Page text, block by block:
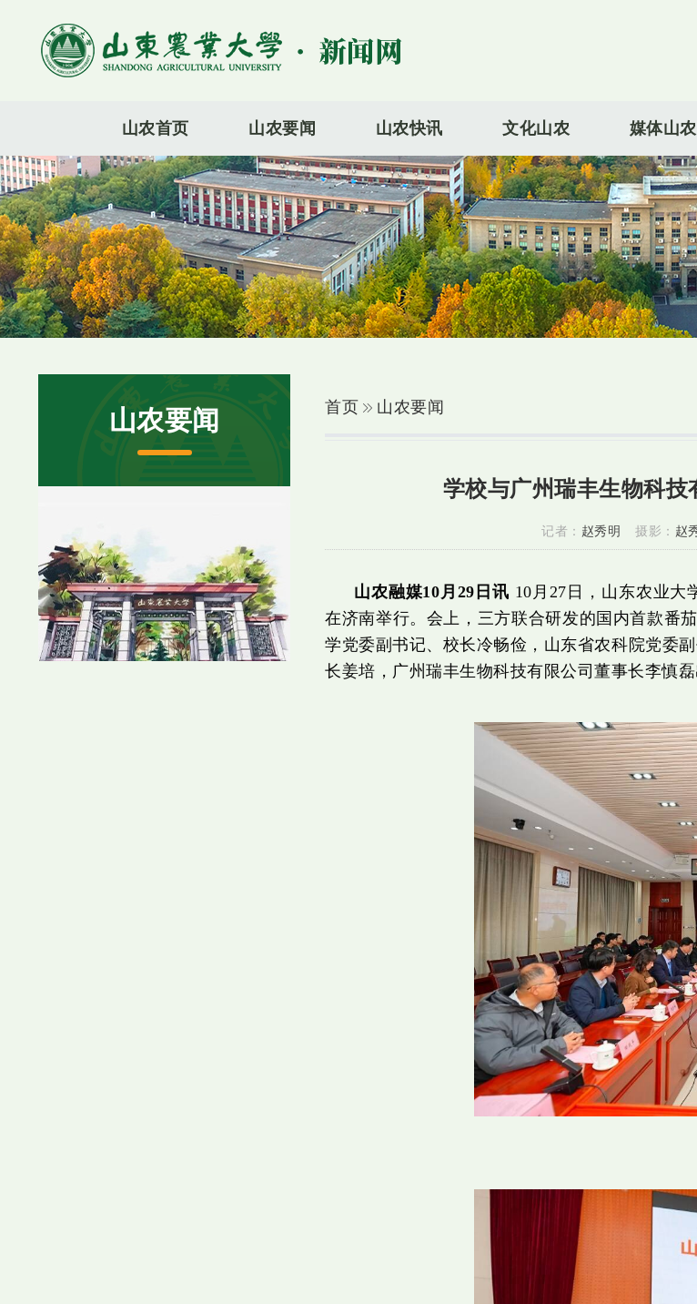
山农首页 山农要闻 山农快讯 文化山农 媒体山农
山农要闻 首页 山农要闻
学校与广州瑞丰生物科
记者： 赵秀明 摄影： 赵
山农融媒10月29日讯 10月27日，山东农业
在济南举行。会上，三方联合研发的国内首款番
学党委副书记、校长冷畅俭，山东省农科院党委
长姜培，广州瑞丰生物科技有限公司董事长李慎磊